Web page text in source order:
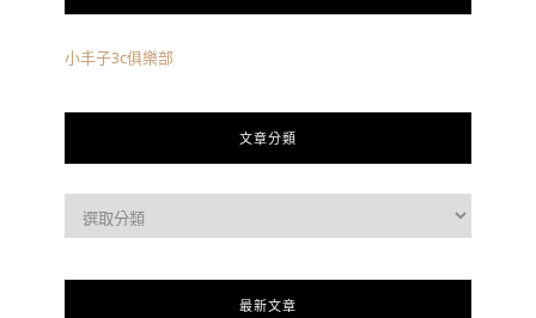
小丰子3c俱樂部
文章分類
最新文章